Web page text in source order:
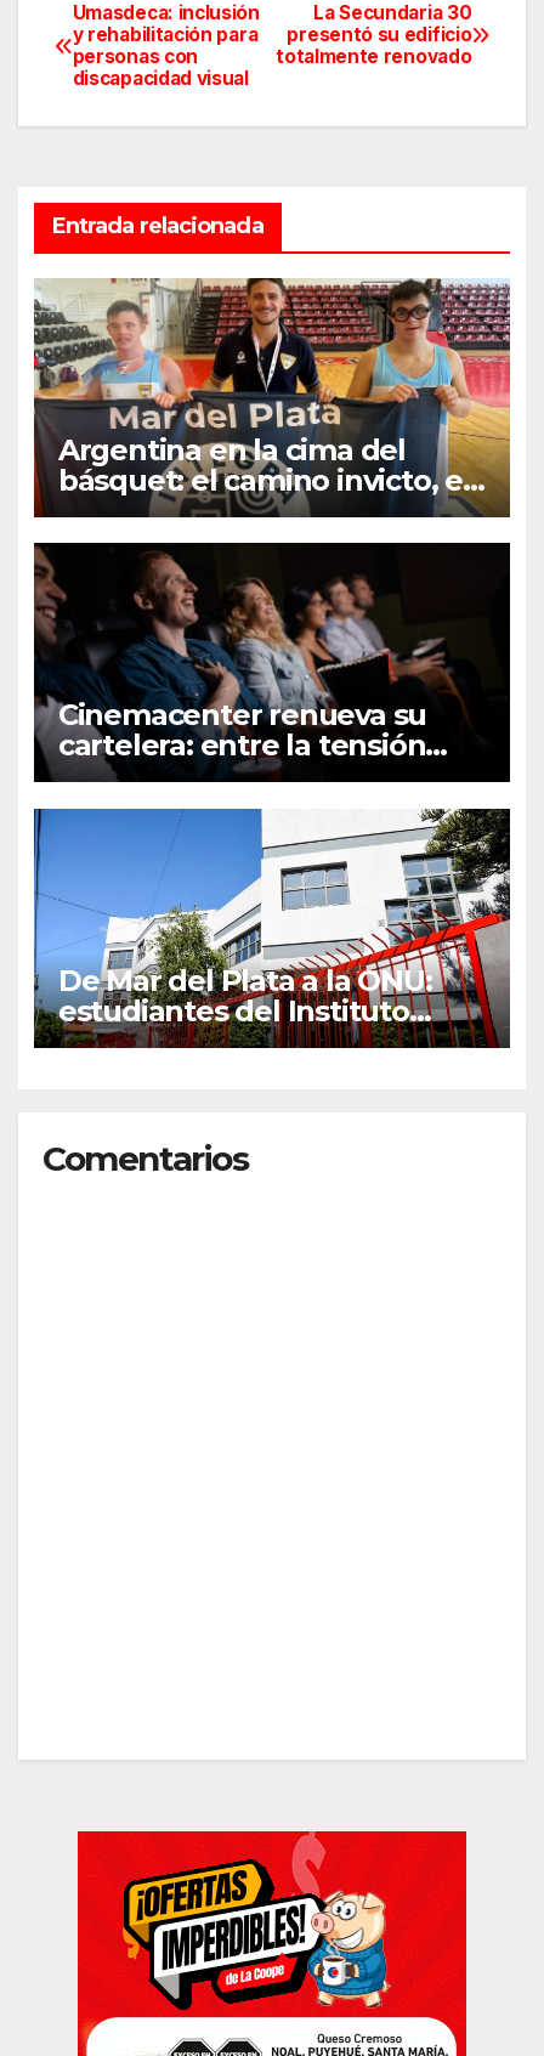
Navegación
de
entradas
La Secundaria 30
presentó su edificio
totalmente renovado
Umasdeca: inclusión
y rehabilitación para
personas con
discapacidad visual
Entrada relacionada
Argentina en la cima del
básquet: el camino invicto, el
esfuerzo familiar y la jugada
que valió un Mundial
Cinemacenter renueva su
cartelera: entre la tensión
bélica, el terror paranoico y el
fenómeno del K-pop
De Mar del Plata a la ONU:
estudiantes del Instituto
Juvenilia representarán a la
Comentarios